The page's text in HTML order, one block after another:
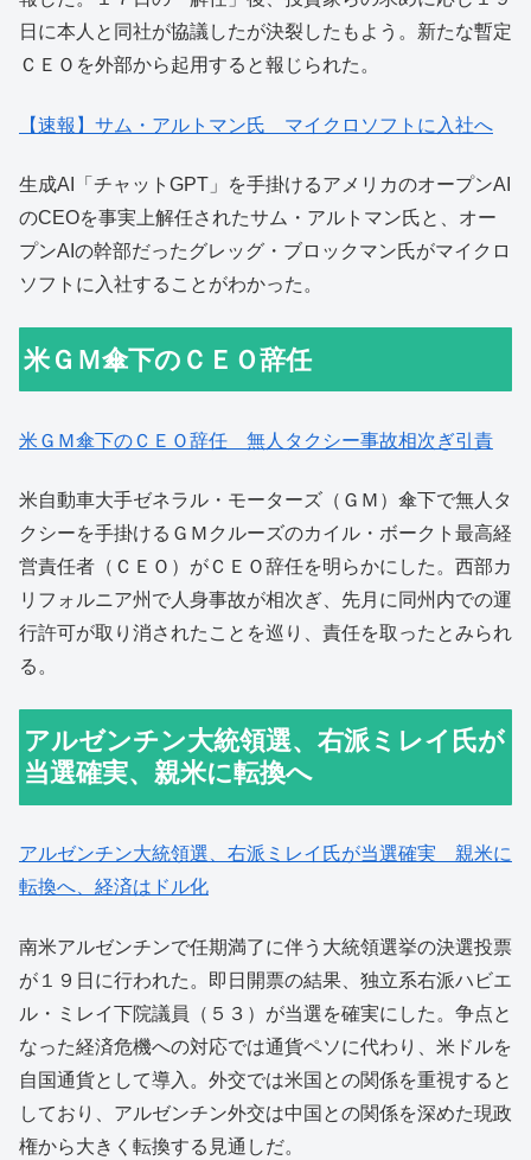
日に本人と同社が協議したが決裂したもよう。新たな暫定
ＣＥＯを外部から起用すると報じられた。
【速報】サム・アルトマン氏 マイクロソフトに入社へ
生成AI「チャットGPT」を手掛けるアメリカのオープンAI
のCEOを事実上解任されたサム・アルトマン氏と、オー
プンAIの幹部だったグレッグ・ブロックマン氏がマイクロ
ソフトに入社することがわかった。
米ＧＭ傘下のＣＥＯ辞任
米ＧＭ傘下のＣＥＯ辞任 無人タクシー事故相次ぎ引責
米自動車大手ゼネラル・モーターズ（ＧＭ）傘下で無人タ
クシーを手掛けるＧＭクルーズのカイル・ボークト最高経
営責任者（ＣＥＯ）がＣＥＯ辞任を明らかにした。西部カ
リフォルニア州で人身事故が相次ぎ、先月に同州内での運
行許可が取り消されたことを巡り、責任を取ったとみられ
る。
アルゼンチン大統領選、右派ミレイ氏が
当選確実、親米に転換へ
アルゼンチン大統領選、右派ミレイ氏が当選確実 親米に
転換へ、経済はドル化
南米アルゼンチンで任期満了に伴う大統領選挙の決選投票
が１９日に行われた。即日開票の結果、独立系右派ハビエ
ル・ミレイ下院議員（５３）が当選を確実にした。争点と
なった経済危機への対応では通貨ペソに代わり、米ドルを
自国通貨として導入。外交では米国との関係を重視すると
しており、アルゼンチン外交は中国との関係を深めた現政
権から大きく転換する見通しだ。